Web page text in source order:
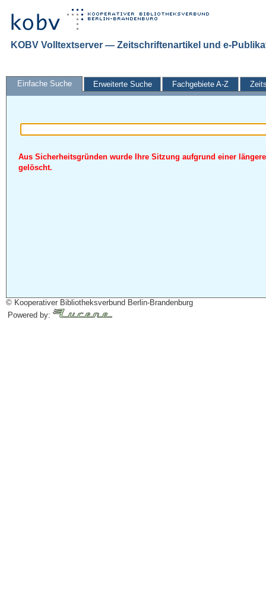
KOBV Volltextserver — Zeitschriftenartikel und e-
Einfache Suche Erweiterte Suche Fachgebiete A-Z
Aus Sicherheitsgründen wurde Ihre Sitzung aufgrund einer
gelöscht.
© Kooperativer Bibliotheksverbund Berlin-Brandenburg
Powered by: